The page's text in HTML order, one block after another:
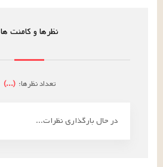
نظرها و کامنت ها
تعداد نظرها: (
...
)
در حال بارگذاری نظرات...